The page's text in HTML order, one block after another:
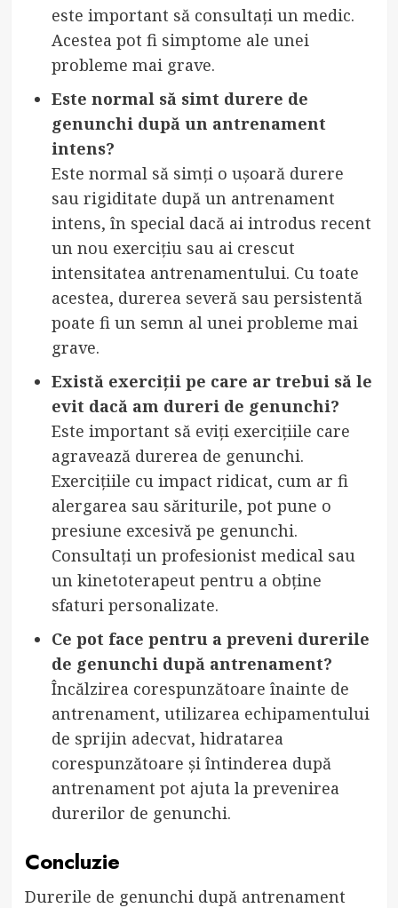
este important să consultați un medic.
Acestea pot fi simptome ale unei
probleme mai grave.
Este normal să simt durere de
genunchi după un antrenament
intens?
Este normal să simți o ușoară durere
sau rigiditate după un antrenament
intens, în special dacă ai introdus recent
un nou exercițiu sau ai crescut
intensitatea antrenamentului. Cu toate
acestea, durerea severă sau persistentă
poate fi un semn al unei probleme mai
grave.
Există exerciții pe care ar trebui să le
evit dacă am dureri de genunchi?
Este important să eviți exercițiile care
agravează durerea de genunchi.
Exercițiile cu impact ridicat, cum ar fi
alergarea sau săriturile, pot pune o
presiune excesivă pe genunchi.
Consultați un profesionist medical sau
un kinetoterapeut pentru a obține
sfaturi personalizate.
Ce pot face pentru a preveni durerile
de genunchi după antrenament?
Încălzirea corespunzătoare înainte de
antrenament, utilizarea echipamentului
de sprijin adecvat, hidratarea
corespunzătoare și întinderea după
antrenament pot ajuta la prevenirea
durerilor de genunchi.
Concluzie
Durerile de genunchi după antrenament